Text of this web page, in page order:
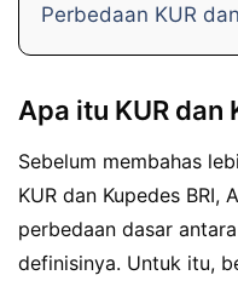
Perbedaan KUR
Apa itu KUR dan
Sebelum membahas
KUR dan Kupedes BRI,
perbedaan dasar
definisinya. Untuk itu,